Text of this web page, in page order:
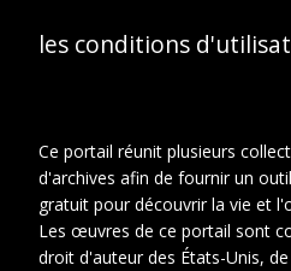
les conditions
Ce portail réunit plusieurs
d'archives afin de fournir un
gratuit pour découvrir la vie et
Les œuvres de ce portail sont
droit d'auteur des États-Unis,